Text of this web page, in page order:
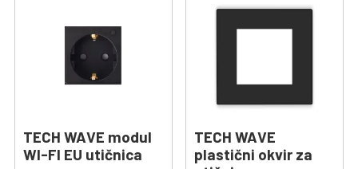
TECH WAVE modul
WI-FI EU utičnica
TECH WAVE
plastični okvir za